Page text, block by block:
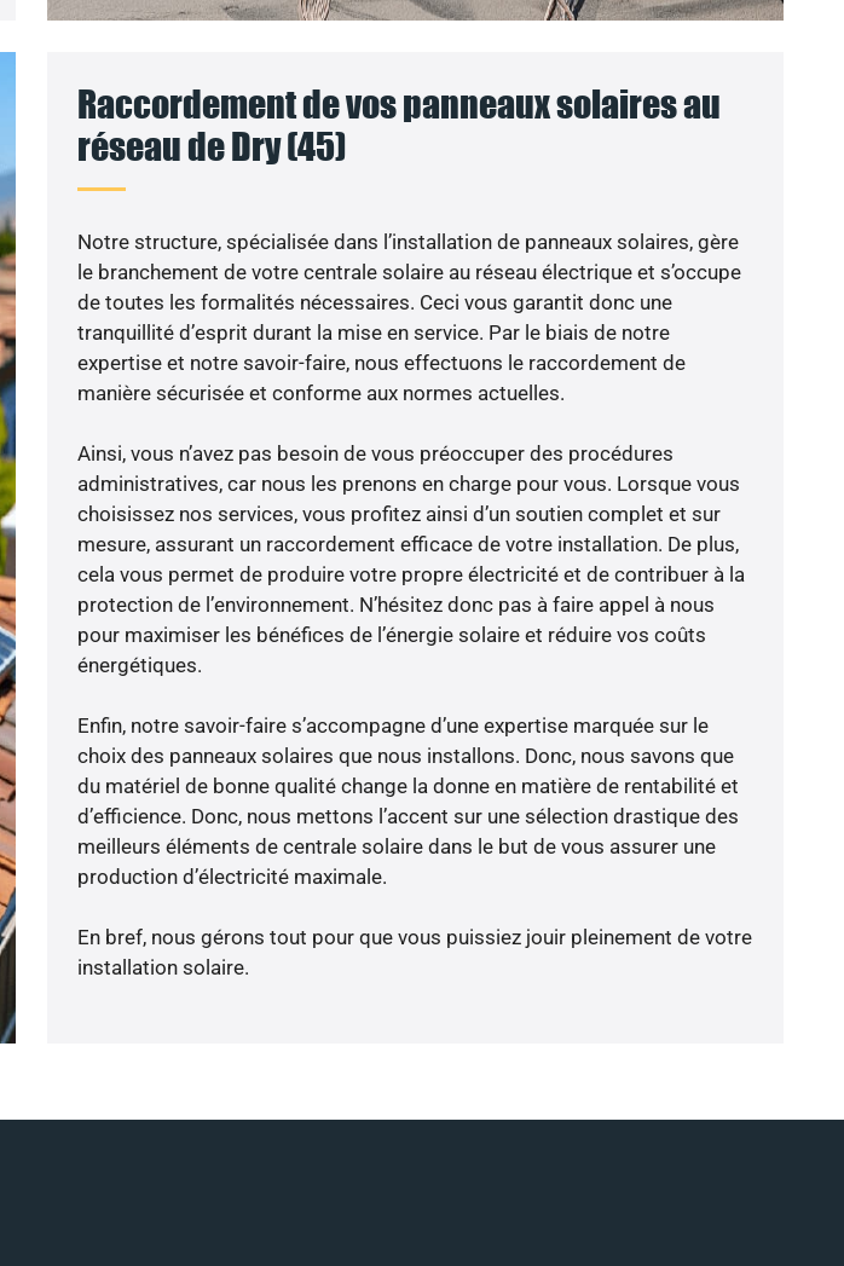
Raccordement de vos panneaux solaires au
réseau de Dry (45)
Notre structure, spécialisée dans l’installation de panneaux solaires, gère
le branchement de votre centrale solaire au réseau électrique et s’occupe
de toutes les formalités nécessaires. Ceci vous garantit donc une
tranquillité d’esprit durant la mise en service. Par le biais de notre
expertise et notre savoir-faire, nous effectuons le raccordement de
manière sécurisée et conforme aux normes actuelles.
Ainsi, vous n’avez pas besoin de vous préoccuper des procédures
administratives, car nous les prenons en charge pour vous. Lorsque vous
choisissez nos services, vous profitez ainsi d’un soutien complet et sur
mesure, assurant un raccordement efficace de votre installation. De plus,
cela vous permet de produire votre propre électricité et de contribuer à la
protection de l’environnement. N’hésitez donc pas à faire appel à nous
pour maximiser les bénéfices de l’énergie solaire et réduire vos coûts
énergétiques.
Enfin, notre savoir-faire s’accompagne d’une expertise marquée sur le
choix des panneaux solaires que nous installons. Donc, nous savons que
du matériel de bonne qualité change la donne en matière de rentabilité et
d’efficience. Donc, nous mettons l’accent sur une sélection drastique des
meilleurs éléments de centrale solaire dans le but de vous assurer une
production d’électricité maximale.
En bref, nous gérons tout pour que vous puissiez jouir pleinement de votre
installation solaire.